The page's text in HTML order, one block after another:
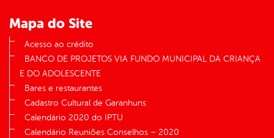
Mapa do Site
Acesso ao crédito
BANCO DE PROJETOS VIA FUNDO MUNICIPAL DA CRIANÇA
E DO ADOLESCENTE
Bares e restaurantes
Cadastro Cultural de Garanhuns
Calendário 2020 do IPTU
Calendário Reuniões Conselhos – 2020